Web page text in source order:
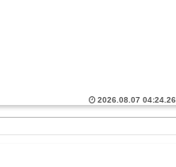
2026.08.07 04:24.26